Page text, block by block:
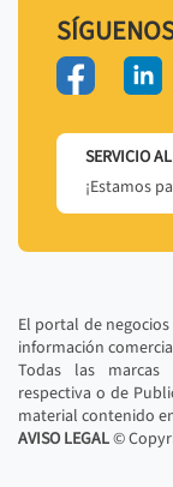
SERVICIO
¡Estamos
El portal de
información
Todas las marcas
respectiva o de
material contenido
AVISO LEGAL©